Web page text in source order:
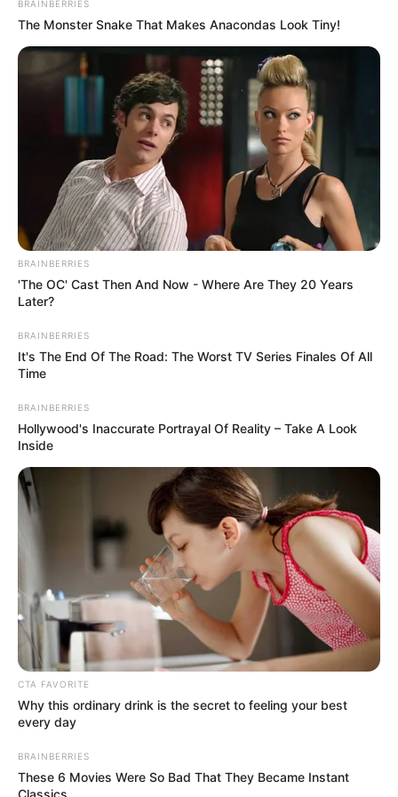
Biodata & Profil
Nama Lengkap: Jessica Adeola Forrester
Nama Panggung: Jessica Forrester
Nama Panggilan: Jessica, Ci Jess
Tempat, Tanggal Lahir: Jakarta, 1991
Kewarganegaraan: Indonesia
Agama: Kristen
Profesi: Selebgram, Pengusaha
Hobi: Traveling
Facebook: –
Twitter: –
Threads: –
Instagram:
TikTok: –
BRAINBERRIES
The Monster Snake That Makes Anacondas Look Tiny!
BRAINBERRIES
'The OC' Cast Then And Now - Where Are They 20 Years
Later?
BRAINBERRIES
It's The End Of The Road: The Worst TV Series Finales Of All
Time
BRAINBERRIES
Hollywood's Inaccurate Portrayal Of Reality – Take A Look
Inside
CTA FAVORITE
Why this ordinary drink is the secret to feeling your best
every day
BRAINBERRIES
These 6 Movies Were So Bad That They Became Instant
Classics